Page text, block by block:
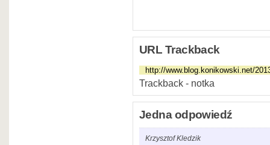
URL Trackback
Trackback - notka
Jedna odpowiedź
Krzysztof Kledzik